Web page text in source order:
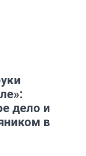
дело и
в